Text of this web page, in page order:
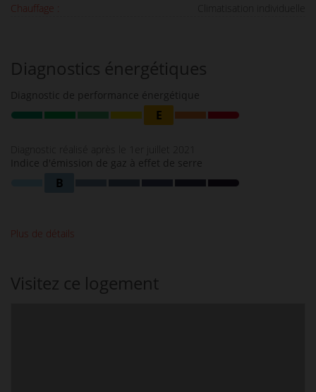
Chauffage : Climatisation individuelle
Diagnostics énergétiques
Diagnostic de performance énergétique
E
Diagnostic réalisé après le 1er juillet 2021
Indice d'émission de gaz à effet de serre
B
Plus de détails
Visitez ce logement